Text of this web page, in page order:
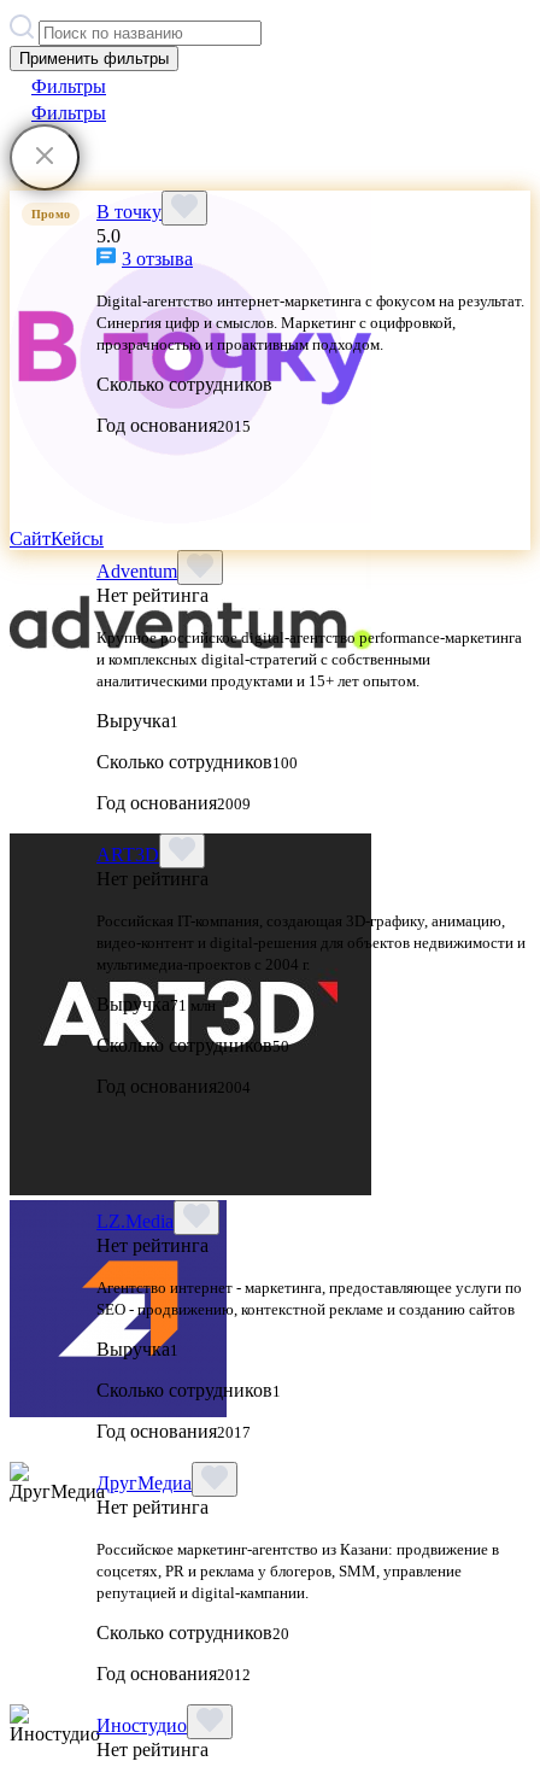
Применить фильтры
Фильтры
Фильтры
Промо
В точку
5.0
3 отзыва
Digital-агентство интернет-маркетинга с фокусом на результат.
Синергия цифр и смыслов. Маркетинг с оцифровкой,
прозрачностью и проактивным подходом.
Сколько сотрудников
Год основания2015
СайтКейсы
Adventum
Нет рейтинга
Крупное российское digital‑агентство performance‑маркетинга
и комплексных digital‑стратегий с собственными
аналитическими продуктами и 15+ лет опытом.
Выручка1
Сколько сотрудников100
Год основания2009
ART3D
Нет рейтинга
Российская IT-компания, создающая 3D-графику, анимацию,
видео-контент и digital-решения для объектов недвижимости и
мультимедиа-проектов с 2004 г.
Выручка71 млн
Сколько сотрудников50
Год основания2004
LZ.Media
Нет рейтинга
Агентство интернет - маркетинга, предоставляющее услуги по
SEO - продвижению, контекстной рекламе и созданию сайтов
Выручка1
Сколько сотрудников1
Год основания2017
ДругМедиа
Нет рейтинга
Российское маркетинг-агентство из Казани: продвижение в
соцсетях, PR и реклама у блогеров, SMM, управление
репутацией и digital-кампании.
Сколько сотрудников20
Год основания2012
Иностудио
Нет рейтинга